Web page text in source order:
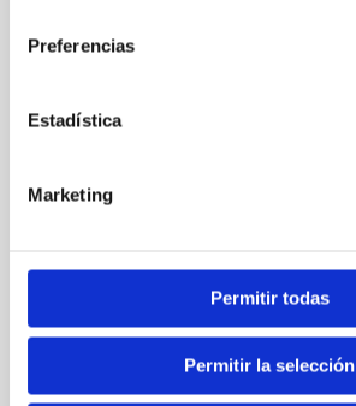
Preferencias
Estadística
Marketing
Permitir todas
Permitir la selección
Web